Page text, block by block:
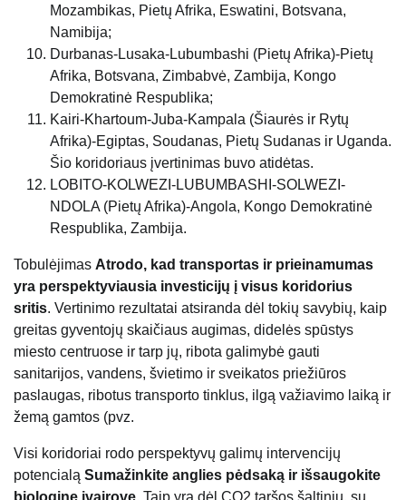
Mozambikas, Pietų Afrika, Eswatini, Botsvana,
Namibija;
Durbanas-Lusaka-Lubumbashi (Pietų Afrika)-Pietų
Afrika, Botsvana, Zimbabvė, Zambija, Kongo
Demokratinė Respublika;
Kairi-Khartoum-Juba-Kampala (Šiaurės ir Rytų
Afrika)-Egiptas, Soudanas, Pietų Sudanas ir Uganda.
Šio koridoriaus įvertinimas buvo atidėtas.
LOBITO-KOLWEZI-LUBUMBASHI-SOLWEZI-
NDOLA (Pietų Afrika)-Angola, Kongo Demokratinė
Respublika, Zambija.
Tobulėjimas Atrodo, kad transportas ir prieinamumas
yra perspektyviausia investicijų į visus koridorius
sritis. Vertinimo rezultatai atsiranda dėl tokių savybių, kaip
greitas gyventojų skaičiaus augimas, didelės spūstys
miesto centruose ir tarp jų, ribota galimybė gauti
sanitarijos, vandens, švietimo ir sveikatos priežiūros
paslaugas, ribotus transporto tinklus, ilgą važiavimo laiką ir
žemą gamtos (pvz.
Visi koridoriai rodo perspektyvų galimų intervencijų
potencialą Sumažinkite anglies pėdsaką ir išsaugokite
biologinę įvairovę. Taip yra dėl CO2 taršos šaltinių, su